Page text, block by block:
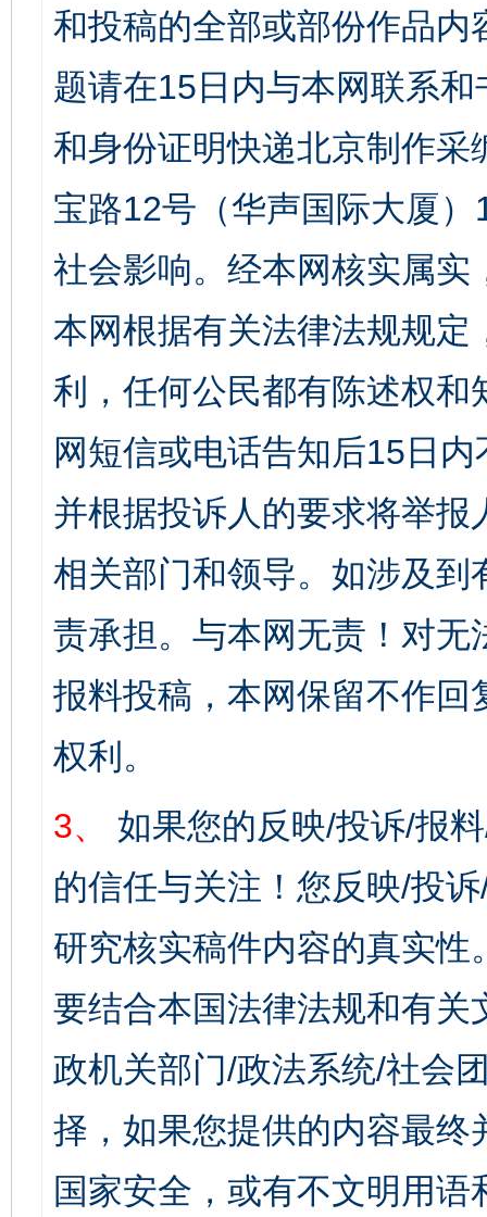
和投稿的全部或部份作品
题请在15日内与本网联系
和身份证明快递北京制作
宝路12号（华声国际大厦
社会影响。经本网核实属
本网根据有关法律法规规
利，任何公民都有陈述权
网短信或电话告知后15日
并根据投诉人的要求将举
相关部门和领导。如涉及
责承担。与本网无责！对
报料投稿，本网保留不作
权利。
3、
如果您的反映/投诉/报
的信任与关注！您反映/投
研究核实稿件内容的真实
要结合本国法律法规和有关
政机关部门/政法系统/社会
择，如果您提供的内容最
国家安全，或有不文明用